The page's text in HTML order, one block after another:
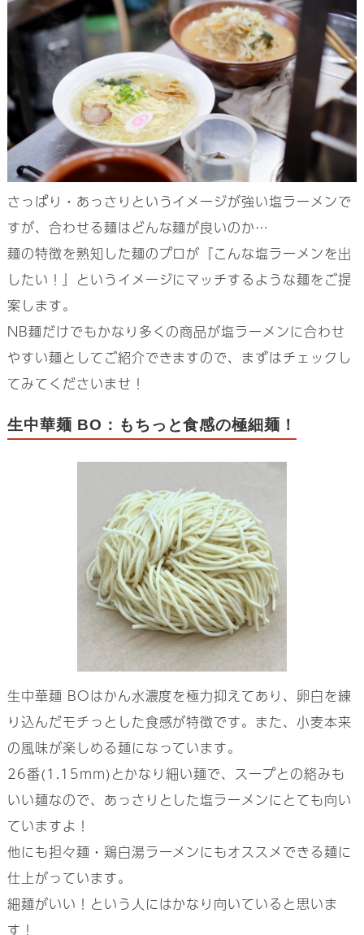
さっぱり・あっさりというイメージが強い塩ラーメンで
すが、合わせる麺はどんな麺が良いのか…
麺の特徴を熟知した麺のプロが『こんな塩ラーメンを出
したい！』というイメージにマッチするような麺をご提
案します。
NB麺だけでもかなり多くの商品が塩ラーメンに合わせ
やすい麺としてご紹介できますので、まずはチェックし
てみてくださいませ！
生中華麺 BO：もちっと食感の極細麺！
生中華麺 BOはかん水濃度を極力抑えてあり、卵白を練
り込んだモチっとした食感が特徴です。また、小麦本来
の風味が楽しめる麺になっています。
26番(1.15mm)とかなり細い麺で、スープとの絡みも
いい麺なので、あっさりとした塩ラーメンにとても向い
ていますよ！
他にも担々麺・鶏白湯ラーメンにもオススメできる麺に
仕上がっています。
細麺がいい！という人にはかなり向いていると思いま
す！